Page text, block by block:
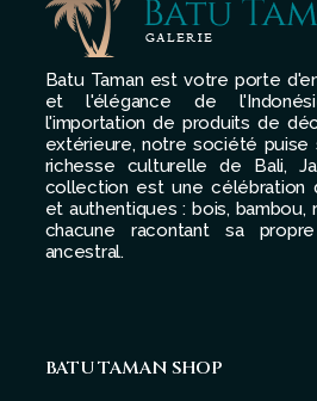
Batu Taman est votre porte
et l'élégance de
l'importation de produits de
extérieure, notre société puise
richesse culturelle de Bali,
collection est une célébration
et authentiques : bois, bambou,
chacune racontant sa
ancestral.
BATU TAMAN SHOP